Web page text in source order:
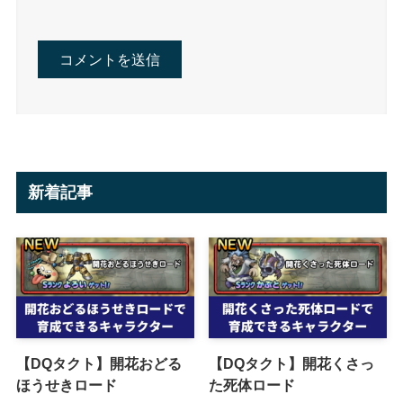
新着記事
【DQタクト】開花おどる
ほうせきロード
【DQタクト】開花くさっ
た死体ロード